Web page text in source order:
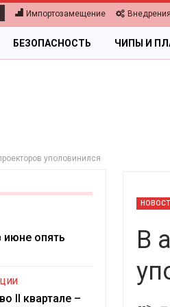
Импортозамещение Внедрения
БЕЗОПАСНОСТЬ ЧИПЫ И
уполовинился
В
июне опять
II квартале –Цифровая экономика